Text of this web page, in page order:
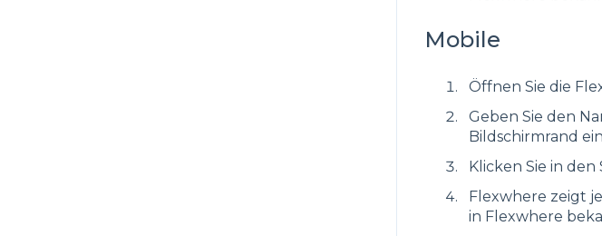
Mobile
Öffnen Sie die
Geben Sie den
Bildschirmrand
Klicken Sie in
Flexwhere zeigt
in Flexwhere